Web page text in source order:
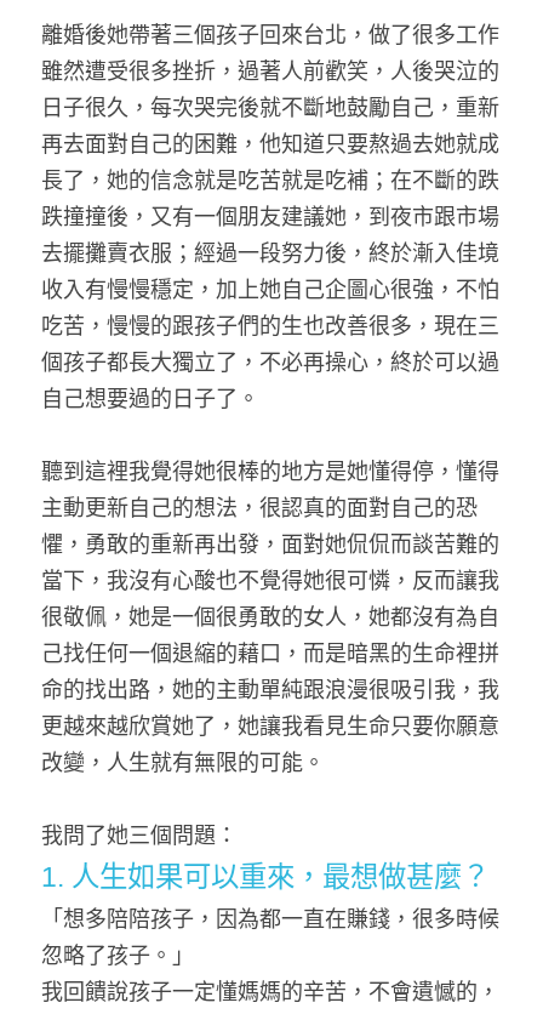
離婚後她帶著三個孩子回來台北，做了很多工作
雖然遭受很多挫折，過著人前歡笑，人後哭泣的
日子很久，每次哭完後就不斷地鼓勵自己，重新
再去面對自己的困難，他知道只要熬過去她就成
長了，她的信念就是吃苦就是吃補；在不斷的跌
跌撞撞後，又有一個朋友建議她，到夜市跟市場
去擺攤賣衣服；經過一段努力後，終於漸入佳境
收入有慢慢穩定，加上她自己企圖心很強，不怕
吃苦，慢慢的跟孩子們的生也改善很多，現在三
個孩子都長大獨立了，不必再操心，終於可以過
自己想要過的日子了。
聽到這裡我覺得她很棒的地方是她懂得停，懂得
主動更新自己的想法，很認真的面對自己的恐
懼，勇敢的重新再出發，面對她侃侃而談苦難的
當下，我沒有心酸也不覺得她很可憐，反而讓我
很敬佩，她是一個很勇敢的女人，她都沒有為自
己找任何一個退縮的藉口，而是暗黑的生命裡拼
命的找出路，她的主動單純跟浪漫很吸引我，我
更越來越欣賞她了，她讓我看見生命只要你願意
改變，人生就有無限的可能。
我問了她三個問題：
1. 人生如果可以重來，最想做甚麼？
「想多陪陪孩子，因為都一直在賺錢，很多時候
忽略了孩子。」
我回饋說孩子一定懂媽媽的辛苦，不會遺憾的，